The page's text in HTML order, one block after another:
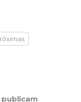
publicam